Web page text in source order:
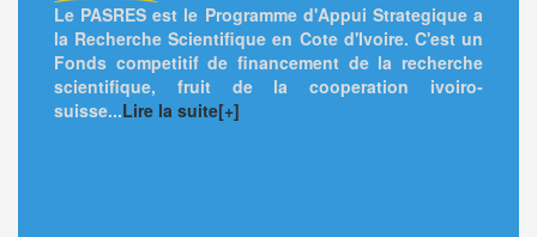
Le PASRES est le Programme d'Appui Strategique a
la Recherche Scientifique en Cote d'Ivoire. C'est un
Fonds competitif de financement de la recherche
scientifique, fruit de la cooperation ivoiro-
suisse...Lire la suite[+]